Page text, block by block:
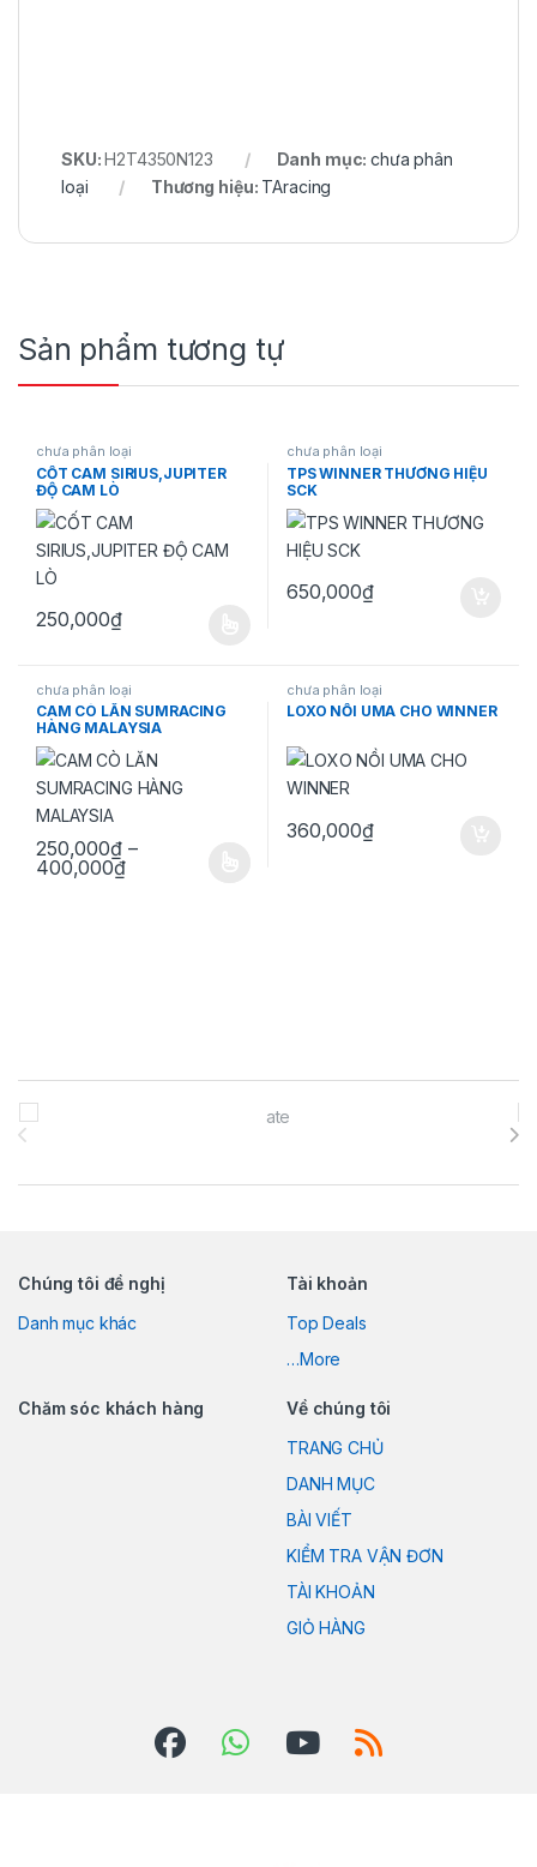
SKU:H2T4350N123 Danh mục:chưa phân
loại
Thương hiệu: TAracing
Sản phẩm tương tự
chưa phân loại
CỐT CAM SIRIUS,JUPITER
ĐỘ CAM LÒ
250,000₫
Sản phẩm này có nhiều biến thể. Các tùy chọn có thể được
chưa phân loại
TPS WINNER THƯƠNG HIỆU
SCK
650,000₫
chưa phân loại
CAM CÒ LĂN SUMRACING
HÀNG MALAYSIA
250,000₫ –
400,000₫Khoảng giá: từ 250,000₫ đến 400,000₫
Sản phẩm này có nhiều biến thể. Các tùy chọn có thể được chọn
chưa phân loại
LOXO NỒI UMA CHO WINNER
360,000₫
Brands Carousel
Chúng tôi đề nghị
Danh mục khác
Tài khoản
Top Deals
…More
Chăm sóc khách hàng
Về chúng tôi
TRANG CHỦ
DANH MỤC
BÀI VIẾT
KIỂM TRA VẬN ĐƠN
TÀI KHOẢN
GIỎ HÀNG